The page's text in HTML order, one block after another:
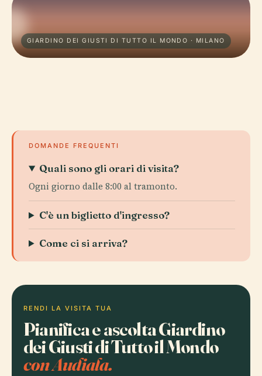
GIARDINO DEI GIUSTI DI TUTTO IL MONDO · MILANO
DOMANDE FREQUENTI
Quali sono gli orari di visita?
Ogni giorno dalle 8:00 al tramonto.
C'è un biglietto d'ingresso?
Come ci si arriva?
RENDI LA VISITA TUA
Pianifica e ascolta Giardino
dei Giusti di Tutto il Mondo
con Audiala.